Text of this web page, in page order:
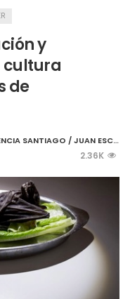
y
cultura
de
LUIS CARLOS SÁNCHEZ DÍAZ / AMANDA VALENCIA SANTIAGO / JUAN ESCALONA MELÉNDEZ
2.36K